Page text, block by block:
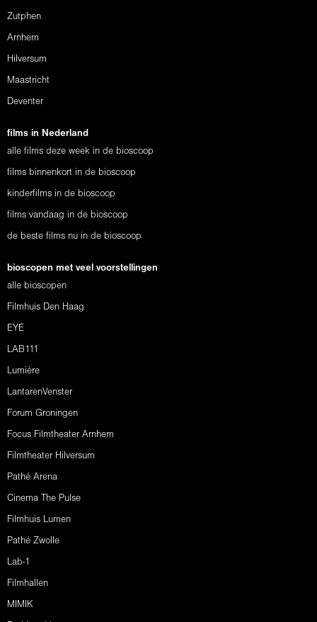
Zutphen
Arnhem
Hilversum
Maastricht
Deventer
films in Nederland
alle films deze week in de bioscoop
films binnenkort in de bioscoop
kinderfilms in de bioscoop
films vandaag in de bioscoop
de beste films nu in de bioscoop
bioscopen met veel voorstellingen
alle bioscopen
Filmhuis Den Haag
EYE
LAB111
Lumière
LantarenVenster
Forum Groningen
Focus Filmtheater Arnhem
Filmtheater Hilversum
Pathé Arena
Cinema The Pulse
Filmhuis Lumen
Pathé Zwolle
Lab-1
Filmhallen
MIMIK